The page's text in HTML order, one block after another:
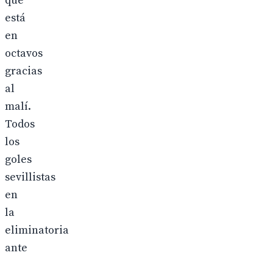
está
en
octavos
gracias
al
malí.
Todos
los
goles
sevillistas
en
la
eliminatoria
ante